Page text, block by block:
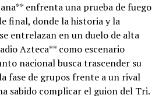
enfrenta una prueba de fuego
final, donde la historia y la
entrelazan en un duelo de alta
Azteca** como escenario
nacional busca trascender su
fase de grupos frente a un rival
sabido complicar el guion del Tri.